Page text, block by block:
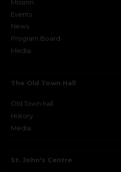
Mission
Events
News
Program Board
Media
The Old Town Hall
Old Town hall
History
Media
St. John's Centre